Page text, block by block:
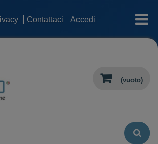
Contattaci Accedi categorie
(vuoto)